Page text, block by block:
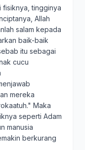
fisiknya, tingginya
Allah
salam kepada
baik-baik
itu sebagai
cucu
mereka
Maka
seperti Adam
manusia
berkurang